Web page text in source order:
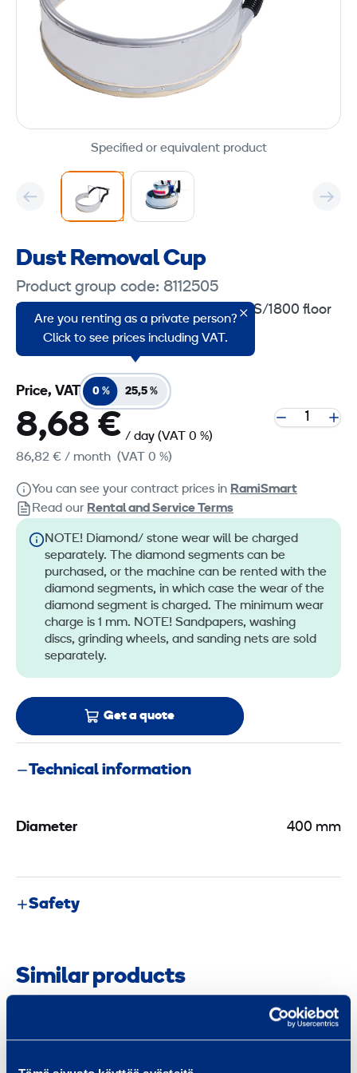
Specified or equivalent product
Dust Removal Cup
Product group code: 8112505
Dust removal cup for Columbus E400S/1800 floor
grinder.
Are you renting as a private person?
Click to see prices including VAT.
Price, VAT 0 % 25,5 %
8,68 € / day (VAT 0 %)
86,82 € / month (VAT 0 %)
You can see your contract prices in RamiSmart
Read our Rental and Service Terms
NOTE! Diamond/ stone wear will be charged
separately. The diamond segments can be
purchased, or the machine can be rented with the
diamond segments, in which case the wear of the
diamond segment is charged. The minimum wear
charge is 1 mm. NOTE! Sandpapers, washing
discs, grinding wheels, and sanding nets are sold
separately.
Get a quote
Technical information
Diameter 400 mm
Safety
Similar products